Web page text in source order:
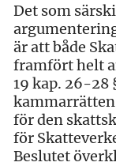
Det som
är att både
framfört helt
19 kap. 26-28
för den
för
Beslutet